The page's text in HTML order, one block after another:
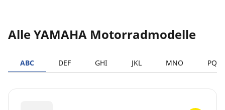
Alle YAMAHA Motorradmodelle
ABC DEF GHI JKL MNO PQRS